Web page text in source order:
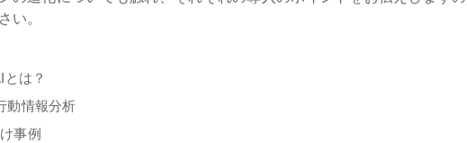
い。
は？
動情報分析
事例